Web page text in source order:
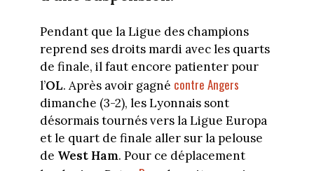
Pendant que la Ligue des champions
reprend ses droits mardi avec les quarts
de finale, il faut encore patienter pour
l’OL. Après avoir gagné contre Angers
dimanche (3-2), les Lyonnais sont
désormais tournés vers la Ligue Europa
et le quart de finale aller sur la pelouse
de West Ham. Pour ce déplacement